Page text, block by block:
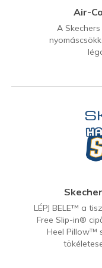
Air-
A
LÉPJ BELE™ a
Free Slip-in®
Heel Pillow™